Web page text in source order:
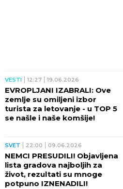
VESTI 12:27 19.06.2026
EVROPLJANI IZABRALI: Ove
zemlje su omiljeni izbor
turista za letovanje - u TOP 5
se našle i naše komšije!
SVET 22:00 09.06.2026
NEMCI PRESUDILI! Objavljena
lista gradova najboljih za
život, rezultati su mnoge
potpuno IZNENADILI!